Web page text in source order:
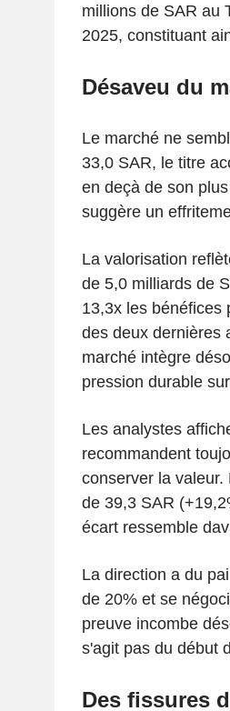
millions de SAR au
2025, constituant
Désaveu du
Le marché ne
33,0 SAR, le titre
en deçà de son
suggère un
La valorisation
de 5,0 milliards de
13,3x les bénéfices
des deux dernières
marché intègre
pression durable
Les analystes
recommandent
conserver la
de 39,3 SAR
écart ressemble
La direction a du
de 20% et se
preuve incombe
s'agit pas du début
Des fissures